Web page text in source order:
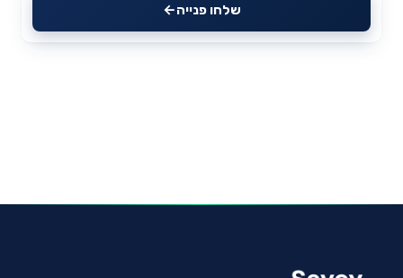
שלחו פנייה